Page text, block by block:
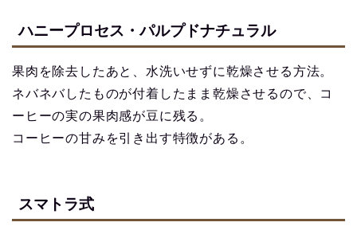
ハニープロセス・パルプドナチュラル
果肉を除去したあと、水洗いせずに乾燥させる方法。
ネバネバしたものが付着したまま乾燥させるので、コ
ーヒーの実の果肉感が豆に残る。
コーヒーの甘みを引き出す特徴がある。
スマトラ式